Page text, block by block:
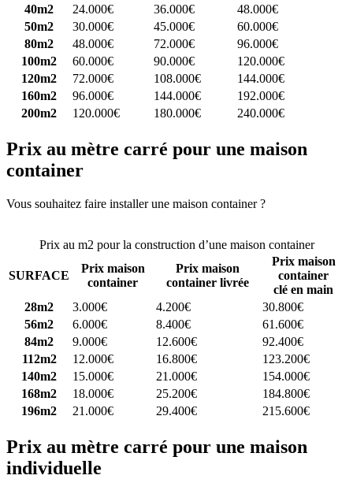
40m2
24.000€ 36.000€
48.000€
50m2
30.000€ 45.000€
60.000€
80m2
48.000€ 72.000€
96.000€
100m2
60.000€ 90.000€
120.000€
120m2
72.000€ 108.000€
144.000€
160m2
96.000€ 144.000€
192.000€
200m2
120.000€ 180.000€ 240.000€
Prix au mètre carré pour une maison
container
Vous souhaitez faire installer une maison container ?
Prix au m2 pour la construction d’une maison container
SURFACE
Prix maison
container
Prix maison
container livrée
Prix maison
container
clé en main
28m2
3.000€ 4.200€
30.800€
56m2
6.000€ 8.400€
61.600€
84m2
9.000€ 12.600€
92.400€
112m2
12.000€ 16.800€
123.200€
140m2
15.000€ 21.000€
154.000€
168m2
18.000€ 25.200€
184.800€
196m2
21.000€ 29.400€ 215.600€
Prix au mètre carré pour une maison
individuelle